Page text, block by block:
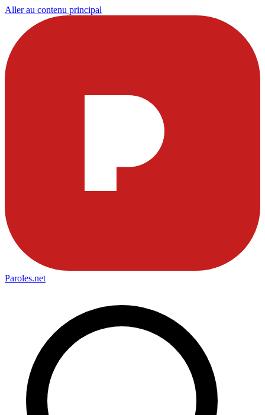
Aller au contenu principal
Paroles.net